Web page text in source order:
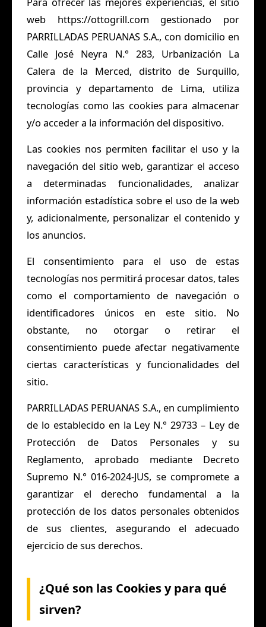
web https://ottogrill.com gestionado por
PARRILLADAS PERUANAS S.A., con domicilio en
Calle José Neyra N.° 283, Urbanización La
Calera de la Merced, distrito de Surquillo,
provincia y departamento de Lima, utiliza
tecnologías como las cookies para almacenar
y/o acceder a la información del dispositivo.
Las cookies nos permiten facilitar el uso y la
navegación del sitio web, garantizar el acceso
a determinadas funcionalidades, analizar
información estadística sobre el uso de la web
y, adicionalmente, personalizar el contenido y
los anuncios.
El consentimiento para el uso de estas
tecnologías nos permitirá procesar datos, tales
como el comportamiento de navegación o
identificadores únicos en este sitio. No
obstante, no otorgar o retirar el
consentimiento puede afectar negativamente
ciertas características y funcionalidades del
sitio.
PARRILLADAS PERUANAS S.A., en cumplimiento
de lo establecido en la Ley N.° 29733 – Ley de
Protección de Datos Personales y su
Reglamento, aprobado mediante Decreto
Supremo N.° 016-2024-JUS, se compromete a
garantizar el derecho fundamental a la
protección de los datos personales obtenidos
de sus clientes, asegurando el adecuado
ejercicio de sus derechos.
¿Qué son las Cookies y para qué
sirven?